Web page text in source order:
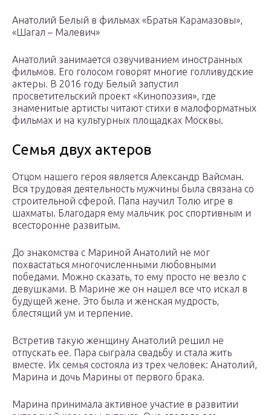
Анатолий Белый в фильмах «Братья Карамазовы»,
«Шагал – Малевич»
Анатолий занимается озвучиванием иностранных
фильмов. Его голосом говорят многие голливудские
актеры. В 2016 году Белый запустил
просветительский проект «Кинопоэзия», где
знаменитые артисты читают стихи в малоформатных
фильмах и на культурных площадках Москвы.
Семья двух актеров
Отцом нашего героя является Александр Вайсман.
Вся трудовая деятельность мужчины была связана со
строительной сферой. Папа научил Толю игре в
шахматы. Благодаря ему мальчик рос спортивным и
всесторонне развитым.
До знакомства с Мариной Анатолий не мог
похвастаться многочисленными любовными
победами. Можно сказать, то ему просто не везло с
девушками. В Марине же он нашел все что искал в
будущей жене. Это была и женская мудрость,
блестящий ум и терпение.
Встретив такую женщину Анатолий решил не
отпускать ее. Пара сыграла свадьбу и стала жить
вместе. Их семья состояла из трех человек: Анатолий,
Марина и дочь Марины от первого брака.
Марина принимала активное участие в развитии